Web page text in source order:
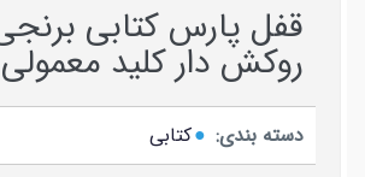
روکش دار کلید معمولی
دسته بندی:
کتابی